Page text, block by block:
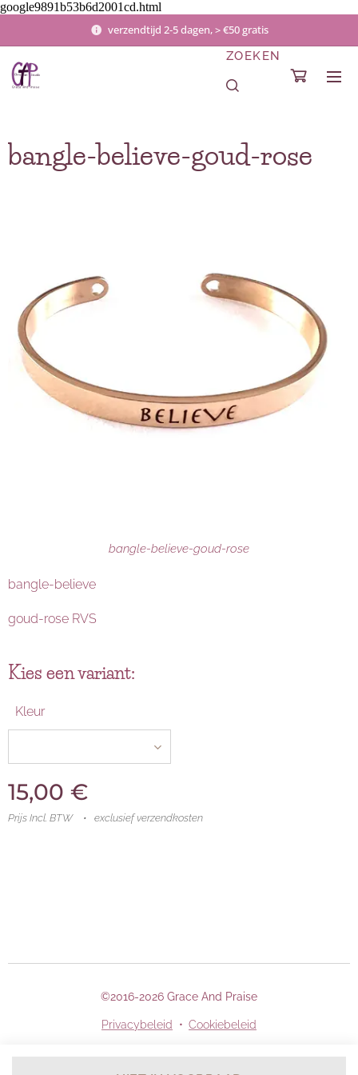
google9891b53b6d2001cd.html
verzendtijd 2-5 dagen, > €50 gratis
ZOEKEN
bangle-believe-goud-rose
bangle-believe-goud-rose
bangle-believe
goud-rose RVS
Kies een variant:
Kleur
15,00 €
Prijs Incl. BTW exclusief verzendkosten
©2016-2026 Grace And Praise
Privacybeleid Cookiebeleid